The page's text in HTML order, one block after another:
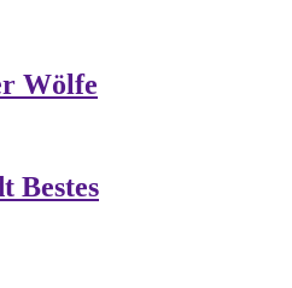
Wölfe
Bestes